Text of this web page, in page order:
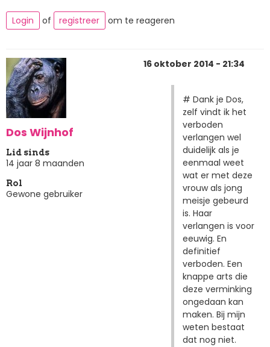
Login of registreer om te reageren
Dos Wijnhof
Lid sinds
14 jaar 8 maanden
Rol
Gewone gebruiker
16 oktober 2014 - 21:34
# Dank je Dos,
zelf vindt ik het
verboden
verlangen wel
duidelijk als je
eenmaal weet
wat er met deze
vrouw als jong
meisje gebeurd
is. Haar
verlangen is voor
eeuwig. En
definitief
verboden. Een
knappe arts die
deze verminking
ongedaan kan
maken. Bij mijn
weten bestaat
dat nog niet.